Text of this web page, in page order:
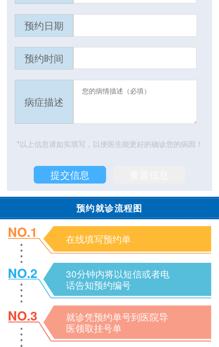
预约日期
预约时间
病症描述
*以上信息请如实填写，以便医生能更好的确诊您的病因！
预约就诊流程图
NO.1 在线填写预约单
NO.2
30分钟内将以短信或者电
话告知预约编号
NO.3
就诊凭预约单号到医院导
医领取挂号单